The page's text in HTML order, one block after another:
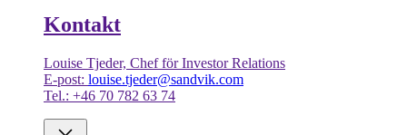
Kontakt
Louise Tjeder, Chef för Investor Relations
E-post: louise.tjeder@sandvik.com
Tel.: +46 70 782 63 74